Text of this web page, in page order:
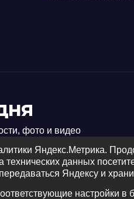
фото и видео
Яндекс.Метрика.
данных
Яндексу и
настройки в